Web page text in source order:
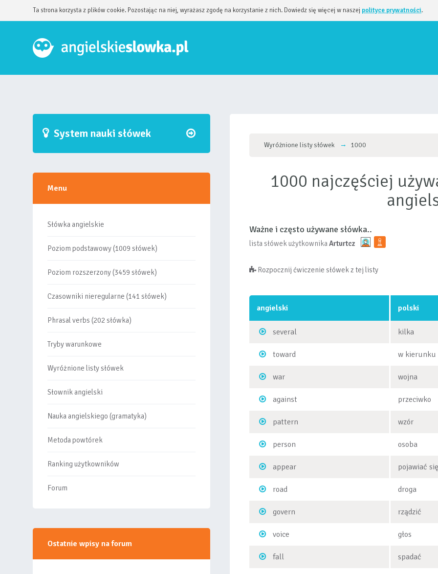
Ta strona korzysta z plików cookie. Pozostając na niej, wyrażasz zgodę na korzystanie z nich. Dowiedz się więcej w naszej polityce prywatności.
System nauki słówek
Menu
Słówka angielskie
Poziom podstawowy (1009 słówek)
Poziom rozszerzony (3459 słówek)
Czasowniki nieregularne (141 słówek)
Phrasal verbs (202 słówka)
Tryby warunkowe
Wyróżnione listy słówek
Słownik angielski
Nauka angielskiego (gramatyka)
Metoda powtórek
Ranking użytkowników
Forum
Ostatnie wpisy na forum
Wyróżnione listy słówek 1000
1000 najczęściej
Ważne i często używane słówka..
lista słówek użytkownikaArturtcz
Rozpocznij ćwiczenie słówek z tej listy
angielski polski
several kilka
toward w kierunku
war wojna
against przeciwko
pattern wzór
person osoba
appear pojawiać
road droga
govern rządzić
voice głos
fall spadać